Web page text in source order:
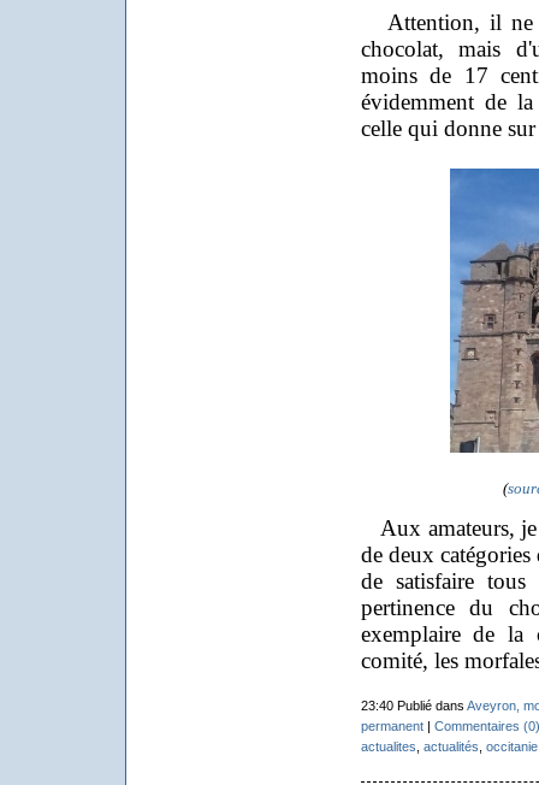
Attention, il ne
chocolat, mais
moins de 17
évidemment de
celle qui donne
(
Aux amateurs, je
de deux
de satisfaire
pertinence du
exemplaire de la
comité, les
23:40 Publié dans Aveyron,
permanent| Commentaires (0)
actualites actualités occitanie